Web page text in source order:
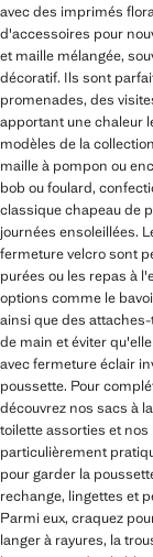
avec des imprimés
d'accessoires pour
et maille mélangée,
décoratif. Ils sont
promenades, des
apportant une chaleur
modèles de la
maille à pompon ou
bob ou foulard,
classique chapeau de
journées ensoleillées.
fermeture velcro sont
purées ou les repas à
options comme le
ainsi que des
de main et éviter
avec fermeture éclair
poussette. Pour
découvrez nos sacs à
toilette assorties et
particulièrement
pour garder la
rechange, lingettes et
Parmi eux, craquez
langer à rayures, la